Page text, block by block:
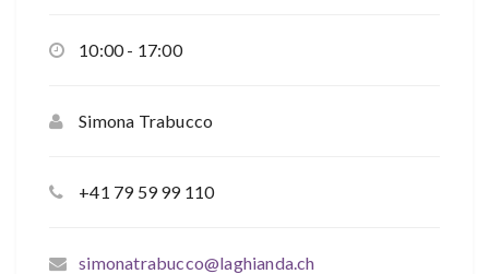
10:00 - 17:00
Simona Trabucco
+41 79 59 99 110
simonatrabucco@laghianda.ch